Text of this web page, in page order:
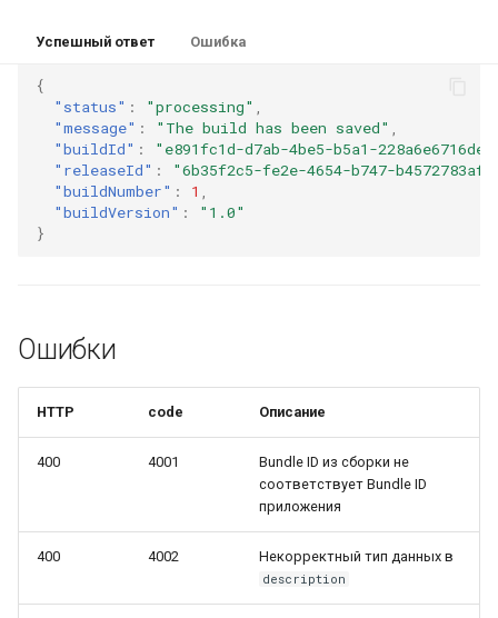
Успешный ответ Ошибка
{
"status" : "processing" ,
"message" : "The build has been saved" ,
"buildId" : "e891fc1d-d7ab-4be5-b5a1-228a6e6716de"
"releaseId" :
"6b35f2c5-fe2e-4654-b747-
"buildNumber" : 1 ,
"buildVersion" :
"1.0"
}
Ошибки
HTTP code Описание
400 4001
Bundle ID из сборки не
соответствует Bundle ID
приложения
400 4002 Некорректный тип данных в
description